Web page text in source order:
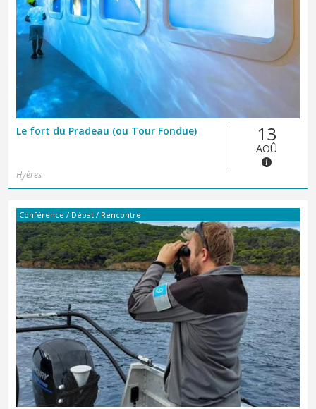
Le fort du Pradeau (ou Tour Fondue) 13
AOÛ
Hyères
Conférence / Débat / Rencontre